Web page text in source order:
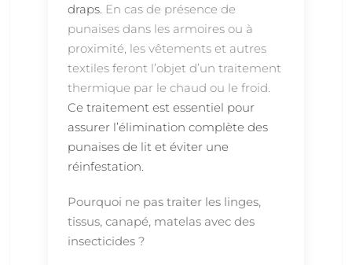
draps. En cas de présence de
punaises dans les armoires ou à
proximité, les vêtements et autres
textiles feront l’objet d’un traitement
thermique par le chaud ou le froid.
Ce traitement est essentiel pour
assurer l’élimination complète des
punaises de lit et éviter une
réinfestation.
Pourquoi ne pas traiter les linges,
tissus, canapé, matelas avec des
insecticides ?